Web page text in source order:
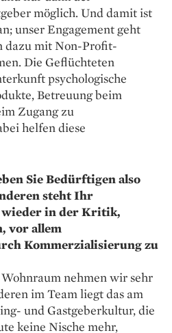
möglich. Und damit ist
unser Engagement geht
dazu mit Non-Profit-
Die Geflüchteten
psychologische
Betreuung beim
Zugang zu
helfen diese
Sie Bedürftigen also
steht Ihr
in der Kritik,
vor allem
Kommerzialisierung zu
nehmen wir sehr
im Team liegt das am
und Gastgeberkultur, die
keine Nische mehr,